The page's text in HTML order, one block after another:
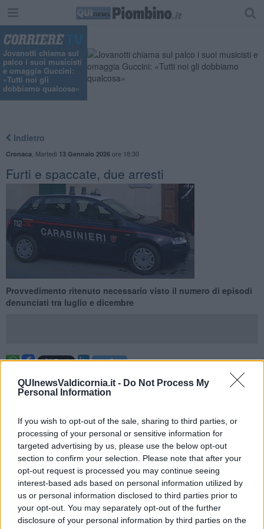
QUInewsValdicornia.it - Do Not Process My
Personal Information
If you wish to opt-out of the sale, sharing to third parties, or
processing of your personal or sensitive information for
targeted advertising by us, please use the below opt-out
section to confirm your selection. Please note that after your
opt-out request is processed you may continue seeing
interest-based ads based on personal information utilized by
us or personal information disclosed to third parties prior to
your opt-out. You may separately opt-out of the further
disclosure of your personal information by third parties on the
Jovanotti chiama sul
palco i suoi musicisti
e omaggia Guccini:
«Tutti noi gli
dobbiamo qualcosa»
Indietro
Cronaca Martedì 13 Gennaio 2026ore 18:30
Furti e spaccate, due arresti
Provvedimento ritenuto necessario visto il numero di episodi
denunciati tra luglio e dicembre
PIOMBINO — I Carabinieri della Compagnia di Piombino hanno
dato esecuzione ad un’ordinanza, emessa dal Tribunale di Livorno,
serie di furti con spaccata tra Piombino e Venturina.
Si tratta di un 24enne e un 28enne che, a seguito dell’approfondita
ricostruzione dei carabinieri, sono stati ritenuti gravemente indiziati
di ben 18 colpi, di cui 8 commessi in concorso tra loro, che vanno
da reati contro il patrimonio (rapina, furto, ricettazione e indebito
utilizzo di carte di pagamento) a quelli contro la persona (minacce e
lesioni personali), commessi nell’arco di diversi mesi, tra luglio e
dicembre.